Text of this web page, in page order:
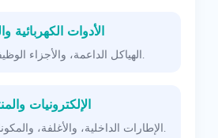
الأدوات الكهربائية
الهياكل الداعمة، والأجزاء الوظيفية الحاملة للأحمال.
الإلكترونيات
الإطارات الداخلية، والأغلفة، والمكونات الحاملة للأحمال.